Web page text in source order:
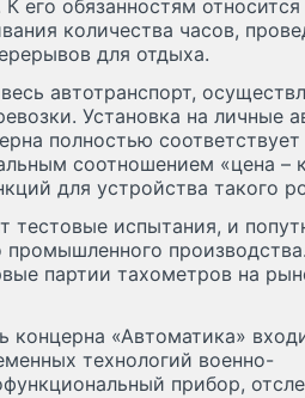
его обязанностям относится
количества часов,
для отдыха.
автотранспорт,
Установка на личные
полностью
соотношением «цена –
для устройства такого
тестовые испытания, и
промышленного производства.
партии тахометров на
«Автоматика»
технологий военно-
прибор,